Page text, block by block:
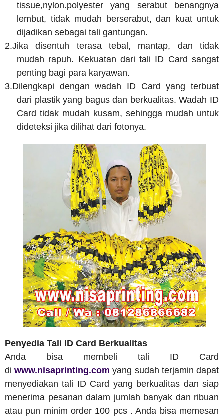
tissue,nylon.polyester yang serabut benangnya
lembut, tidak mudah berserabut, dan kuat untuk
dijadikan sebagai tali gantungan.
2.Jika disentuh terasa tebal, mantap, dan tidak
mudah rapuh. Kekuatan dari tali ID Card sangat
penting bagi para karyawan.
3.Dilengkapi dengan wadah ID Card yang terbuat
dari plastik yang bagus dan berkualitas. Wadah ID
Card tidak mudah kusam, sehingga mudah untuk
dideteksi jika dilihat dari fotonya.
Penyedia Tali ID Card Berkualitas
Anda bisa membeli tali ID Card
diwww.nisaprinting.com yang sudah terjamin dapat
menyediakan tali ID Card yang berkualitas dan siap
menerima pesanan dalam jumlah banyak dan ribuan
atau pun minim order 100 pcs . Anda bisa memesan